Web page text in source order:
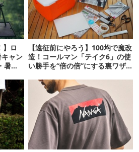
】ロ
ャン
暑さ
【遠征前にやろう】100均で魔改
造！コールマン「テイク6」の使
い勝手を“倍の倍”にする裏ワザ6